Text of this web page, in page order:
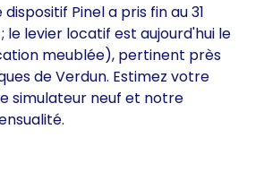
dispositif Pinel a pris fin au 31
le levier locatif est aujourd'hui le
meublée), pertinent près
de Verdun. Estimez votre
simulateur neuf et notre
.